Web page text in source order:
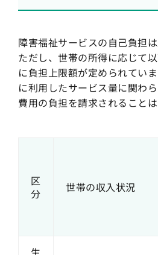
障害福祉サービスの自己負担
ただし、世帯の所得に応じて
に負担上限額が定められてい
に利用したサービス量に関わ
費用の負担を請求されることは
区
分
世帯の収入状況
生